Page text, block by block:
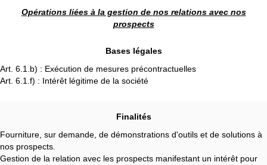
Opérations liées à la gestion de nos relations avec nos
prospects
Bases légales
Art. 6.1.b) : Exécution de mesures précontractuelles
Art. 6.1.f) : Intérêt légitime de la société
Finalités
Fourniture, sur demande, de démonstrations d'outils et de solutions à
nos prospects.
Gestion de la relation avec les prospects manifestant un intérêt pour